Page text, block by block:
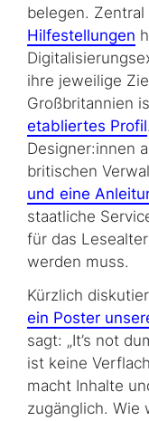
belegen.
Hilfestellungen
ihre jeweilige
Großbritannien
etabliertes Profil
Designer:innen
britischen
und eine
staatliche
für das
werden muss.
Kürzlich
ein Poster
sagt: „It’s not
ist keine
macht Inhalte
zugänglich. Wie